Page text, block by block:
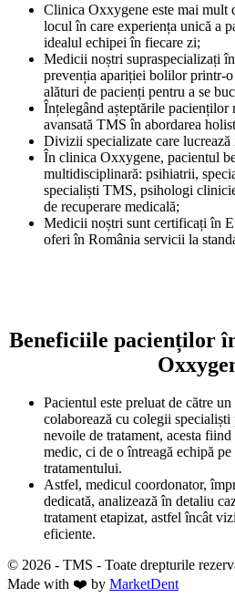
Clinica Oxxygene este mai mult
locul în care experiența unică a
idealul echipei în fiecare zi;
Medicii noștri supraspecializați
prevenția apariției bolilor printr-
alături de pacienți pentru a se
Înțelegând așteptările
avansată TMS în abordarea
Divizii specializate care
În clinica Oxxygene, pacientul
multidisciplinară: psihiatrii,
specialiști TMS, psihologi
de recuperare medicală;
Medicii noștri sunt certificați în
oferi în România servicii la
Beneficiile pacienților
Pacientul este preluat de către
colaborează cu colegii specialiști
nevoile de tratament, acesta
medic, ci de o întreagă echipă
tratamentului.
Astfel, medicul coordonator,
dedicată, analizează în detaliu
tratament etapizat, astfel încât
eficiente.
© 2026 - TMS - Toate drepturile
Made with ❤️ by MarketDent